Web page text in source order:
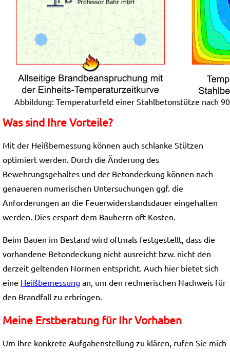
Abbildung: Temperaturfeld einer Stahlbetonstütze nach
Was sind Ihre Vorteile?
Mit der Heißbemessung können auch schlanke Stützen
optimiert werden. Durch die Änderung des
Bewehrungsgehaltes und der Betondeckung können nach
genaueren numerischen Untersuchungen ggf. die
Anforderungen an die Feuerwiderstandsdauer eingehalten
werden. Dies erspart dem Bauherrn oft Kosten.
Beim Bauen im Bestand wird oftmals festgestellt, dass die
vorhandene Betondeckung nicht ausreicht bzw. nicht den
derzeit geltenden Normen entspricht. Auch hier bietet sich
eine Heißbemessung an, um den rechnerischen Nachweis für
den Brandfall zu erbringen.
Meine Erstberatung für Ihr Vorhaben
Um Ihre konkrete Aufgabenstellung zu klären, rufen Sie mich